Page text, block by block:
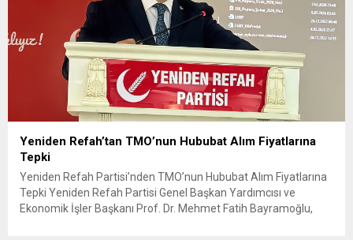
Yeniden Refah’tan TMO’nun Hububat Alım Fiyatlarına
Tepki
Yeniden Refah Partisi’nden TMO’nun Hububat Alım Fiyatlarına
Tepki Yeniden Refah Partisi Genel Başkan Yardımcısı ve
Ekonomik İşler Başkanı Prof. Dr. Mehmet Fatih Bayramoğlu,